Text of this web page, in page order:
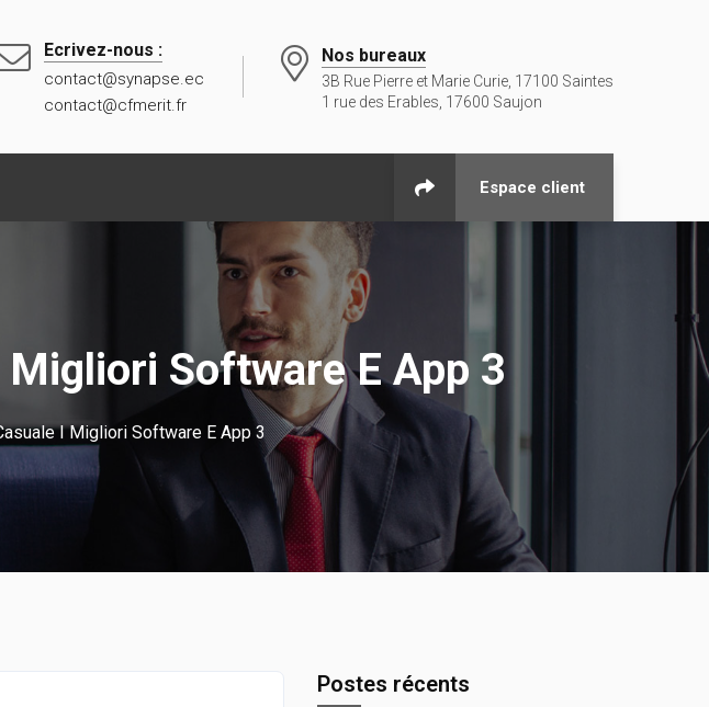
Ecrivez-nous :
contact@synapse.ec
contact@cfmerit.fr
Nos bureaux
3B Rue Pierre et Marie Curie, 17100 Saintes
1 rue des Erables, 17600 Saujon
Espace client
Software E App 3
I Migliori Software E App 3
Postes récents